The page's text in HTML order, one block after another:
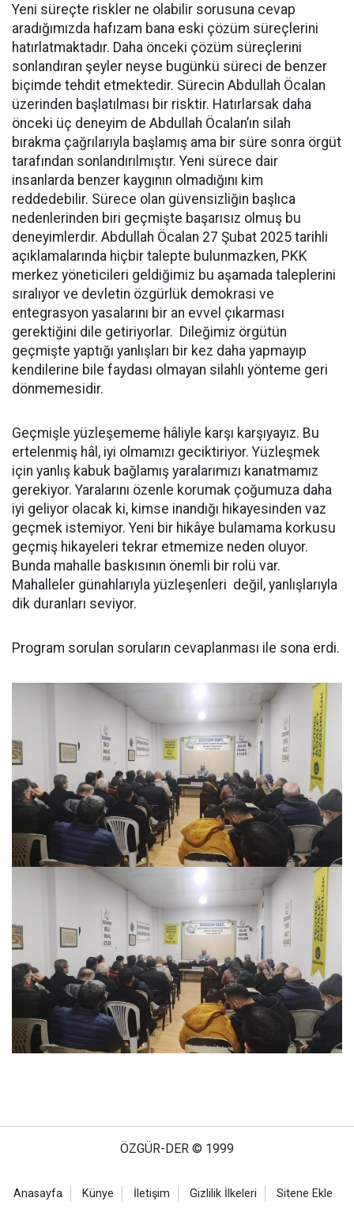
Yeni süreçte riskler ne olabilir sorusuna cevap
aradığımızda hafızam bana eski çözüm süreçlerini
hatırlatmaktadır. Daha önceki çözüm süreçlerini
sonlandıran şeyler neyse bugünkü süreci de benzer
biçimde tehdit etmektedir. Sürecin Abdullah Öcalan
üzerinden başlatılması bir risktir. Hatırlarsak daha
önceki üç deneyim de Abdullah Öcalan’ın silah
bırakma çağrılarıyla başlamış ama bir süre sonra örgüt
tarafından sonlandırılmıştır. Yeni sürece dair
insanlarda benzer kaygının olmadığını kim
reddedebilir. Sürece olan güvensizliğin başlıca
nedenlerinden biri geçmişte başarısız olmuş bu
deneyimlerdir. Abdullah Öcalan 27 Şubat 2025 tarihli
açıklamalarında hiçbir talepte bulunmazken, PKK
merkez yöneticileri geldiğimiz bu aşamada taleplerini
sıralıyor ve devletin özgürlük demokrasi ve
entegrasyon yasalarını bir an evvel çıkarması
gerektiğini dile getiriyorlar. Dileğimiz örgütün
geçmişte yaptığı yanlışları bir kez daha yapmayıp
kendilerine bile faydası olmayan silahlı yönteme geri
dönmemesidir.
Geçmişle yüzleşememe hâliyle karşı karşıyayız. Bu
ertelenmiş hâl, iyi olmamızı geciktiriyor. Yüzleşmek
için yanlış kabuk bağlamış yaralarımızı kanatmamız
gerekiyor. Yaralarını özenle korumak çoğumuza daha
iyi geliyor olacak ki, kimse inandığı hikayesinden vaz
geçmek istemiyor. Yeni bir hikâye bulamama korkusu
geçmiş hikayeleri tekrar etmemize neden oluyor.
Bunda mahalle baskısının önemli bir rolü var.
Mahalleler günahlarıyla yüzleşenleri değil, yanlışlarıyla
dik duranları seviyor.
Program sorulan soruların cevaplanması ile sona erdi.
ÖZGÜR-DER © 1999
Anasayfa Künye İletişim Gizlilik İlkeleri Sitene Ekle